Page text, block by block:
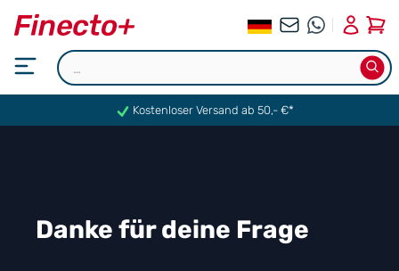
Kostenloser Versand ab 50,- €*
Danke für deine Frage